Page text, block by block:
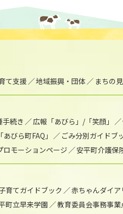
て支援 地域振興・団体 まちの
手続き 広報「あびら」/「笑顔」
びら町FAQ」
ごみ分別ガイドブ
ロモーションページ
安平町介護保
育てガイドブック 赤ちゃんダイア
町立早来学園 教育委員会事務事